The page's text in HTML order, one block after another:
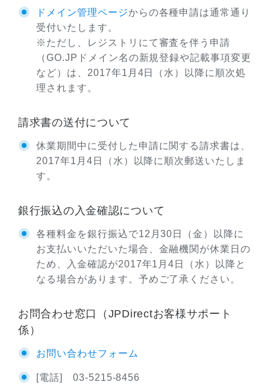
ドメイン管理ページからの各種申請は通常通り
受付いたします。
※ただし、レジストリにて審査を伴う申請
（GO.JPドメイン名の新規登録や記載事項変更
など）は、2017年1月4日（水）以降に順次処
理されます。
請求書の送付について
休業期間中に受付した申請に関する請求書は、
2017年1月4日（水）以降に順次郵送いたしま
す。
銀行振込の入金確認について
各種料金を銀行振込で12月30日（金）以降に
お支払いいただいた場合、金融機関が休業日の
ため、入金確認が2017年1月4日（水）以降と
なる場合があります。予めご了承ください。
お問合わせ窓口（JPDirectお客様サポート
係）
お問い合わせフォーム
[電話] 03-5215-8456